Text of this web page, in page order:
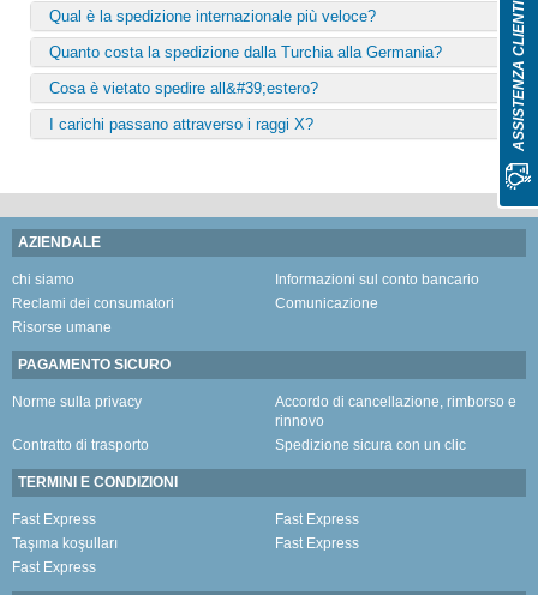
Qual è la spedizione internazionale più veloce?
Quanto costa la spedizione dalla Turchia alla Germania?
Cosa è vietato spedire all&#39;estero?
I carichi passano attraverso i raggi X?
AZIENDALE
chi siamo
Informazioni sul conto bancario
Reclami dei consumatori
Comunicazione
Risorse umane
PAGAMENTO SICURO
Norme sulla privacy
Accordo di cancellazione, rimborso e
rinnovo
Contratto di trasporto
Spedizione sicura con un clic
TERMINI E CONDIZIONI
Fast Express
Fast Express
Taşıma koşulları
Fast Express
Fast Express
ASSISTENZA CLIENTI